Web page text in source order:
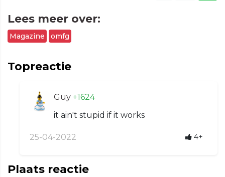
Lees meer over:
Magazine omfg
Topreactie
Guy +1624
it ain't stupid if it works
25-04-2022 4+
Plaats reactie